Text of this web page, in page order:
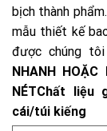
bịch thành
mẫu thiết kế
được chúng
NHANH HOẶC
NÉTChất liệu
cái/túi kiếng